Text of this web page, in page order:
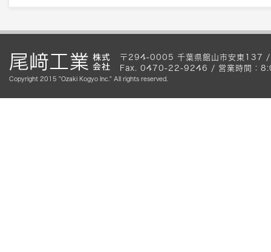
〒294-0005 千葉県館山市安東
Fax. 0470-22-9246 / 営業時間：
Copyright 2015 "Ozaki Kogyo Inc." All rights reserved.